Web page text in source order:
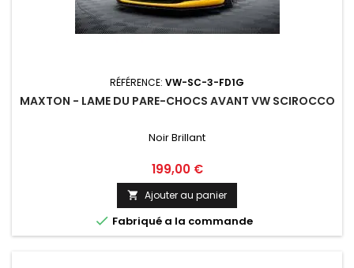
RÉFÉRENCE: VW-SC-3-FD1G
MAXTON - LAME DU PARE-CHOCS AVANT VW SCIROCCO
Noir Brillant
Prix
199,00 €
 Ajouter au panier
 Fabriqué a la commande